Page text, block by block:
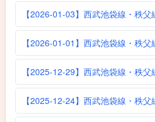
【2026-01-03】西武池袋線・秩父
【2026-01-01】西武池袋線・秩父
【2025-12-29】西武池袋線・秩父
【2025-12-24】西武池袋線・秩父